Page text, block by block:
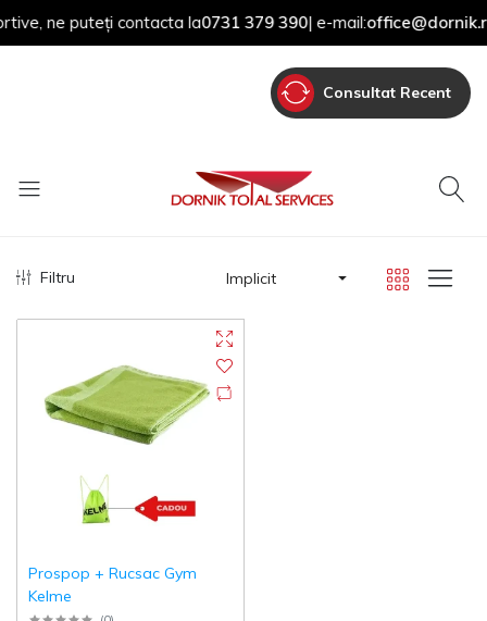
contacta la0731 379 390 | e-mail:office@dornik.ro |
Consultat Recent
Filtru Implicit
Prospop + Rucsac Gym
Kelme